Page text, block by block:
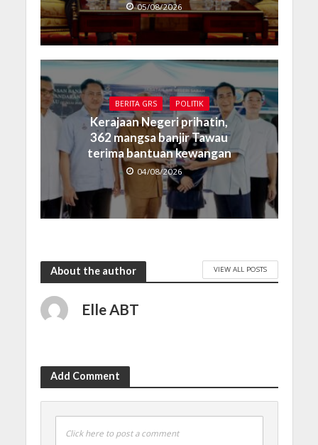
05/08/2026
BERITA GRS POLITIK
Kerajaan Negeri prihatin,
362 mangsa banjir Tawau
terima bantuan kewangan
04/08/2026
About the author VIEW ALL POSTS
Elle ABT
Add Comment
Click here to post a comment